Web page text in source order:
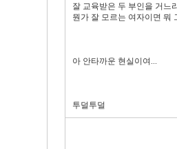
잘 교육받은 두 부인을 거느
뭔가 잘 모르는 여자이면 뭐
아 안타까운 현실이여...
투덜투덜